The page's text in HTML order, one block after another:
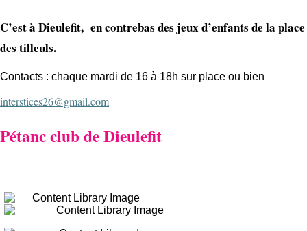
C’est à Dieulefit,  en contrebas des jeux d’enfants de la place
des tilleuls.
Contacts : chaque mardi de 16 à 18h sur place ou bien
interstices26@gmail.com
Pétanc club de Dieulefit